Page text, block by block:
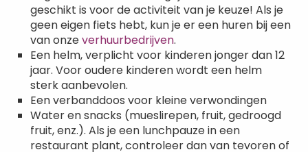
geschikt is voor de activiteit van je keuze! Als je
geen eigen fiets hebt, kun je er een huren bij een
van onzeverhuurbedrijven.
Een helm, verplicht voor kinderen jonger dan 12
jaar. Voor oudere kinderen wordt een helm
sterk aanbevolen.
Een verbanddoos voor kleine verwondingen
Water en snacks (mueslirepen, fruit, gedroogd
fruit, enz.). Als je een lunchpauze in een
restaurant plant, controleer dan van tevoren of